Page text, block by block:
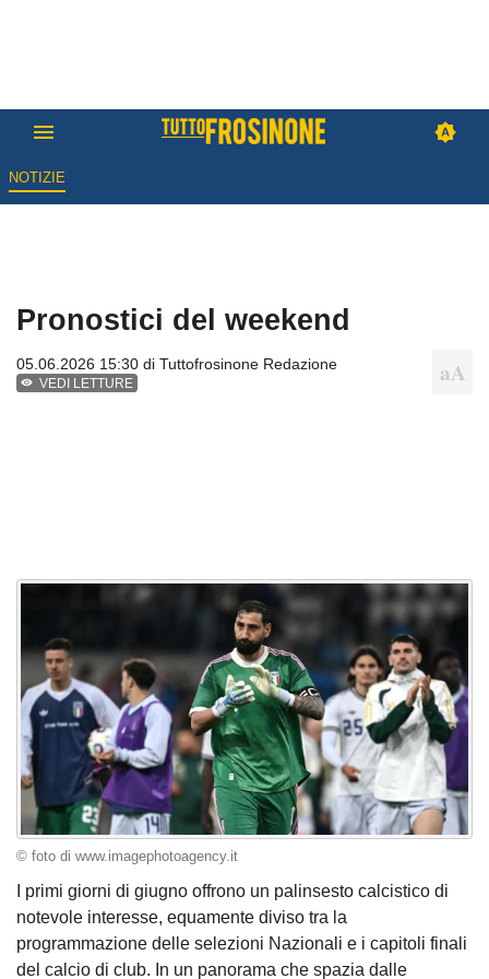
NOTIZIE
Pronostici del weekend
05.06.2026 15:30 di Tuttofrosinone Redazione
VEDI LETTURE
© foto di www.imagephotoagency.it
I primi giorni di giugno offrono un palinsesto calcistico di
notevole interesse, equamente diviso tra la
programmazione delle selezioni Nazionali e i capitoli finali
del calcio di club. In un panorama che spazia dalle